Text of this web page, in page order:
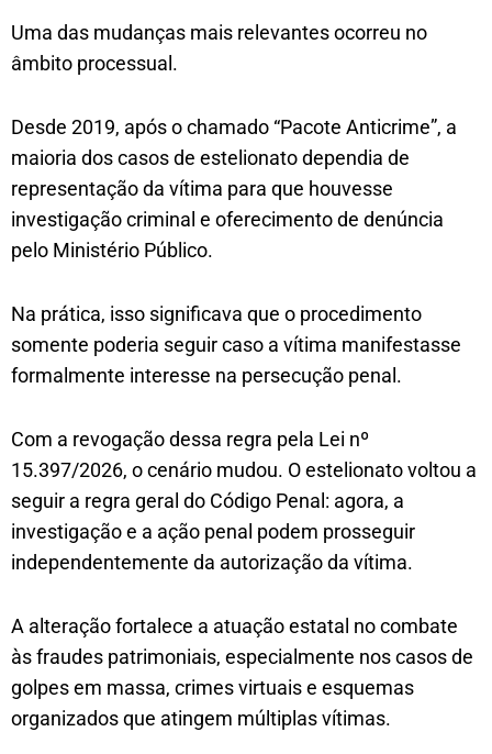
Uma das mudanças mais relevantes ocorreu no
âmbito processual.
Desde 2019, após o chamado “Pacote Anticrime”, a
maioria dos casos de estelionato dependia de
representação da vítima para que houvesse
investigação criminal e oferecimento de denúncia
pelo Ministério Público.
Na prática, isso significava que o procedimento
somente poderia seguir caso a vítima manifestasse
formalmente interesse na persecução penal.
Com a revogação dessa regra pela Lei nº
15.397/2026, o cenário mudou. O estelionato voltou a
seguir a regra geral do Código Penal: agora, a
investigação e a ação penal podem prosseguir
independentemente da autorização da vítima.
A alteração fortalece a atuação estatal no combate
às fraudes patrimoniais, especialmente nos casos de
golpes em massa, crimes virtuais e esquemas
organizados que atingem múltiplas vítimas.